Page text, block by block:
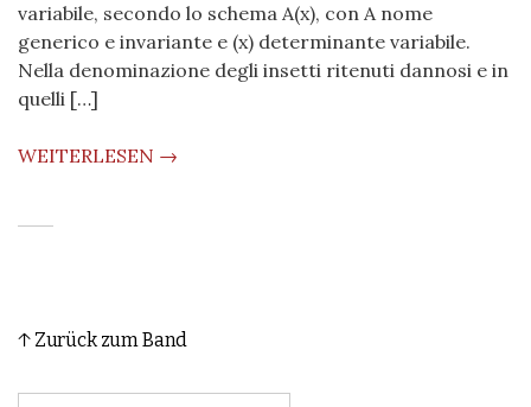
variabile, secondo lo schema A(x), con A nome
generico e invariante e (x) determinante variabile.
Nella denominazione degli insetti ritenuti dannosi e in
quelli […]
WEITERLESEN →
↑ Zurück zum Band
: